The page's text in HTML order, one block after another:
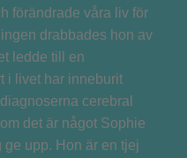
förändrade våra liv för
drabbades hon av
ledde till en
i livet har inneburit
cerebral
det är något Sophie
ge upp. Hon är en tjej